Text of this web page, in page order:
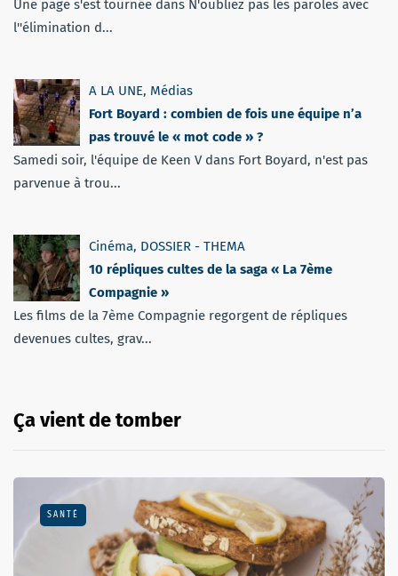
Une page s'est tournée dans N'oubliez pas les paroles avec
l''élimination d...
A LA UNE, Médias
Fort Boyard : combien de fois une équipe n’a
pas trouvé le « mot code » ?
Samedi soir, l'équipe de Keen V dans Fort Boyard, n'est pas
parvenue à trou...
Cinéma, DOSSIER - THEMA
10 répliques cultes de la saga « La 7ème
Compagnie »
Les films de la 7ème Compagnie regorgent de répliques
devenues cultes, grav...
Ça vient de tomber
SANTÉ